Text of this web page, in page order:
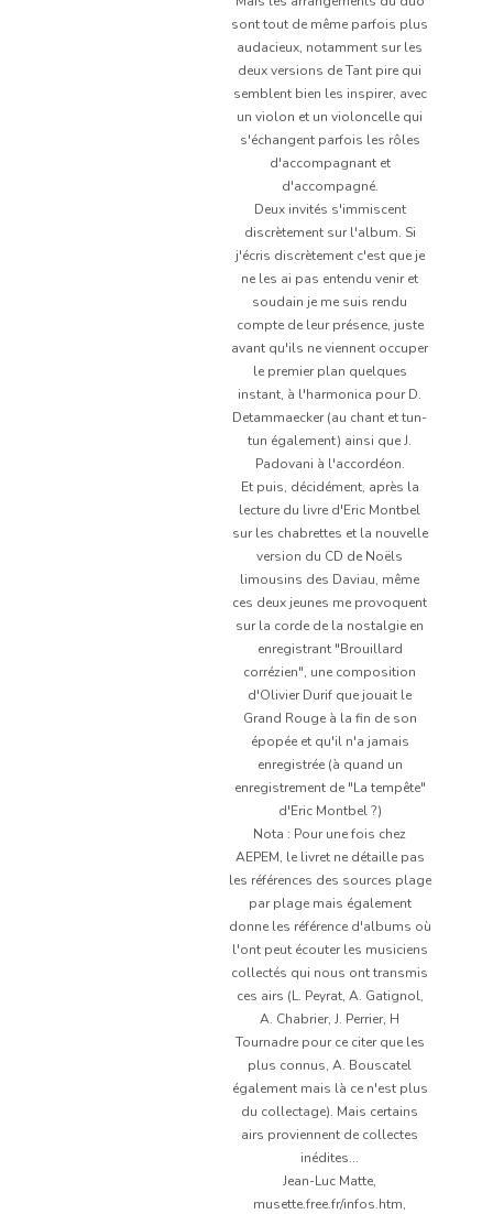
sont tout de même parfois plus
audacieux, notamment sur les
deux versions de Tant pire qui
semblent bien les inspirer, avec
un violon et un violoncelle qui
s'échangent parfois les rôles
d'accompagnant et
d'accompagné.
Deux invités s'immiscent
discrètement sur l'album. Si
j'écris discrètement c'est que je
ne les ai pas entendu venir et
soudain je me suis rendu
compte de leur présence, juste
avant qu'ils ne viennent occuper
le premier plan quelques
instant, à l'harmonica pour D.
Detammaecker (au chant et tun-
tun également) ainsi que J.
Padovani à l'accordéon.
Et puis, décidément, après la
lecture du livre d'Eric Montbel
sur les chabrettes et la nouvelle
version du CD de Noëls
limousins des Daviau, même
ces deux jeunes me provoquent
sur la corde de la nostalgie en
enregistrant "Brouillard
corrézien", une composition
d'Olivier Durif que jouait le
Grand Rouge à la fin de son
épopée et qu'il n'a jamais
enregistrée (à quand un
enregistrement de "La tempête"
d'Eric Montbel ?)
Nota : Pour une fois chez
AEPEM, le livret ne détaille pas
les références des sources plage
par plage mais également
donne les référence d'albums où
l'ont peut écouter les musiciens
collectés qui nous ont transmis
ces airs (L. Peyrat, A. Gatignol,
A. Chabrier, J. Perrier, H
Tournadre pour ce citer que les
plus connus, A. Bouscatel
également mais là ce n'est plus
du collectage). Mais certains
airs proviennent de collectes
inédites...
Jean-Luc Matte,
musette.free.fr/infos.htm,